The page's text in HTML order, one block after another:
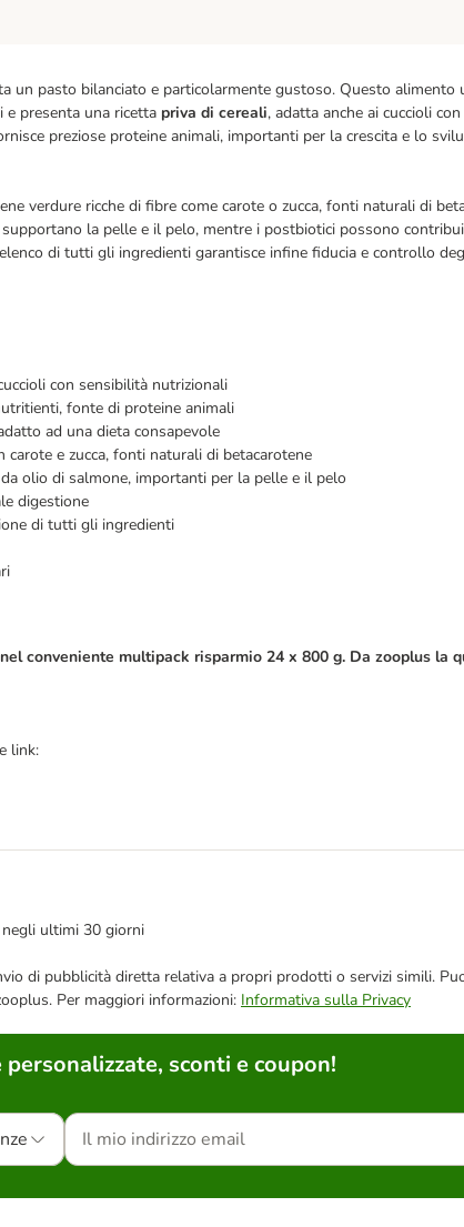
un pasto bilanciato e particolarmente gustoso. Questo alimento
e presenta una ricetta priva di cereali, adatta anche ai cuccioli
preziose proteine animali, importanti per la crescita e lo
verdure ricche di fibre come carote o zucca, fonti naturali di
la pelle e il pelo, mentre i postbiotici possono
di tutti gli ingredienti garantisce infine fiducia e controllo
con sensibilità nutrizionali
fonte di proteine animali
ad una dieta consapevole
carote e zucca, fonti naturali di betacarotene
olio di salmone, importanti per la pelle e il pelo
digestione
di tutti gli ingredienti
conveniente multipack risparmio 24 x 800 g. Da zooplus la
link:
negli ultimi 30 giorni
di pubblicità diretta relativa a propri prodotti o servizi simili.
Per maggiori informazioni: Informativa sulla Privacy
sconti e coupon!